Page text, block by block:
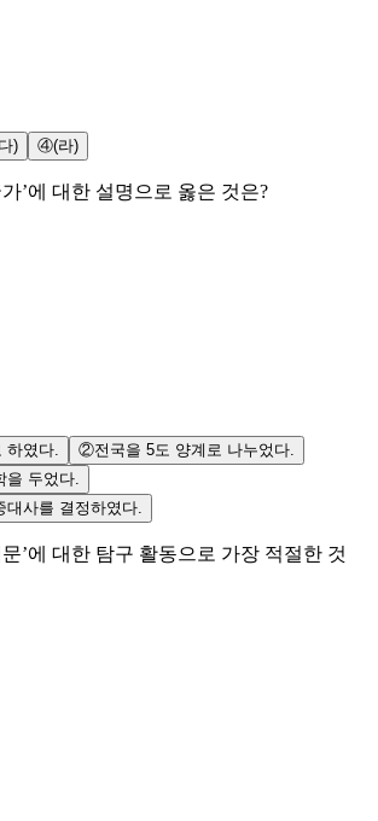
) ④(라)
’에 대한 설명으로 옳은 것은?
하였다. ②전국을 5도 양계로 나누었다.
을 두었다.
사를 결정하였다.
’에 대한 탐구 활동으로 가장 적절한 것